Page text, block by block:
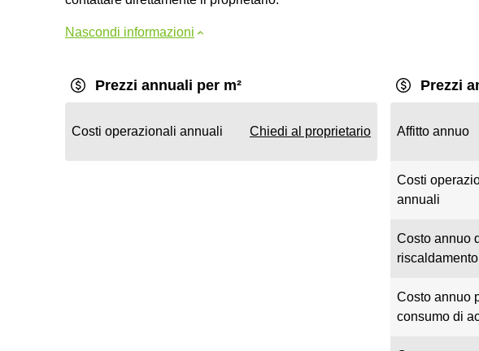
Nascondi informazioni
Prezzi annuali per m²
Costi operazionali annuali Chiedi al proprietario
Prezzi
Affitto annuo
Costi
annuali
Costo annuo
riscaldamento
Costo annuo
consumo di